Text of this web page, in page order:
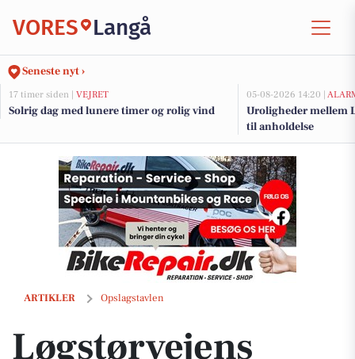
VORES Langå
Seneste nyt ›
17 timer siden | VEJRET
Solrig dag med lunere timer og rolig vind
05-08-2026 14:20 |
Uroligheder mellem
til anholdelse
ARTIKLER Opslagstavlen
Løgstørvejens Bageri holder åbent i morgen i alle butikker
Løgstørvejens